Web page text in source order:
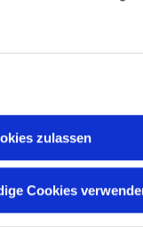
zulassen
Cookies